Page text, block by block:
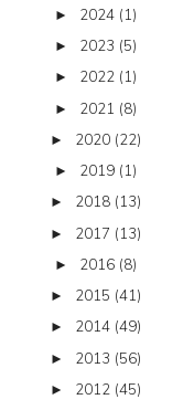
► 2024 (1)
► 2023 (5)
► 2022 (1)
► 2021 (8)
► 2020 (22)
► 2019 (1)
► 2018 (13)
► 2017 (13)
► 2016 (8)
► 2015 (41)
► 2014 (49)
► 2013 (56)
► 2012 (45)